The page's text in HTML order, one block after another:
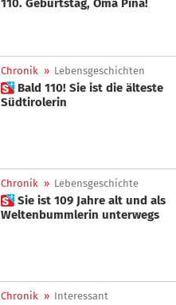
110. Geburtstag, Oma Pina!
Chronik » Lebensgeschichten
 Bald 110! Sie ist die älteste
Südtirolerin
Chronik » Lebensgeschichte
 Sie ist 109 Jahre alt und als
Weltenbummlerin unterwegs
Chronik » Interessant